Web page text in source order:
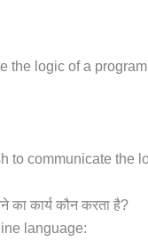
the logic of a program
to communicate the
का कार्य कौन करता है?
language: